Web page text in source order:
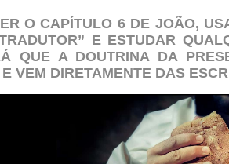
O CAPÍTULO 6 DE JOÃO,
E ESTUDAR
QUE A DOUTRINA DA
VEM DIRETAMENTE DAS